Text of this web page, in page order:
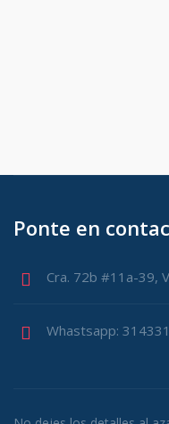
Ponte en
Cra. 72b #11a-39,
Whastsapp: